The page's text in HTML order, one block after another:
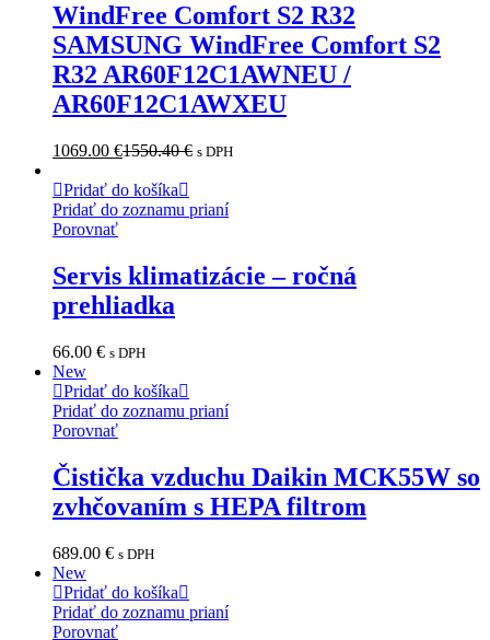
WindFree Comfort S2 R32
SAMSUNG WindFree Comfort S2
R32 AR60F12C1AWNEU /
AR60F12C1AWXEU
1069.00 €1550.40€ s DPH
Pridať do košíka
Pridať do zoznamu prianí
Porovnať
Servis klimatizácie – ročná
prehliadka
66.00 € s DPH
New
Pridať do košíka
Pridať do zoznamu prianí
Porovnať
Čistička vzduchu Daikin MCK55W so
zvhčovaním s HEPA filtrom
689.00 € s DPH
New
Pridať do košíka
Pridať do zoznamu prianí
Porovnať